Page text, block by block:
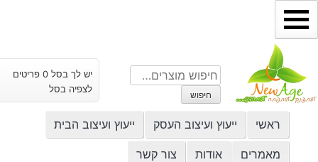
דילוג
לתוכן
חיפוש
עבור:
חיפוש
יש לך בסל 0 פריטים
לצפיה בסל
ראשי ייעוץ ועיצוב העסק ייעוץ ועיצוב הבית
מאמרים אודות צור קשר